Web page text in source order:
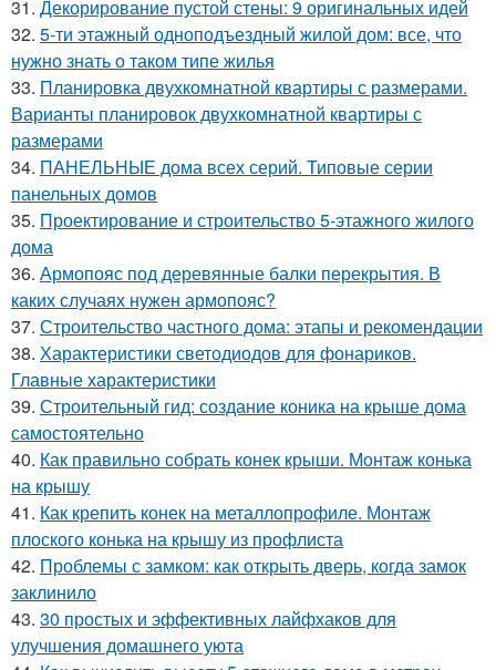
31. Декорирование пустой стены: 9 оригинальных идей
32. 5-ти этажный одноподъездный жилой дом: все, что
нужно знать о таком типе жилья
33. Планировка двухкомнатной квартиры с размерами.
Варианты планировок двухкомнатной квартиры с
размерами
34. ПАНЕЛЬНЫЕ дома всех серий. Типовые серии
панельных домов
35. Проектирование и строительство 5-этажного жилого
дома
36. Армопояс под деревянные балки перекрытия. В
каких случаях нужен армопояс?
37. Строительство частного дома: этапы и рекомендации
38. Характеристики светодиодов для фонариков.
Главные характеристики
39. Строительный гид: создание коника на крыше дома
самостоятельно
40. Как правильно собрать конек крыши. Монтаж конька
на крышу
41. Как крепить конек на металлопрофиле. Монтаж
плоского конька на крышу из профлиста
42. Проблемы с замком: как открыть дверь, когда замок
заклинило
43. 30 простых и эффективных лайфхаков для
улучшения домашнего уюта